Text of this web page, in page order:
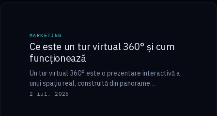
8 min
MARKETING
Ce este un tur virtual 360° și cum
funcționează
Un tur virtual 360° este o prezentare interactivă a
unui spațiu real, construită din panorame
fotografiate la 360 de grade și legate…
2 iul. 2026